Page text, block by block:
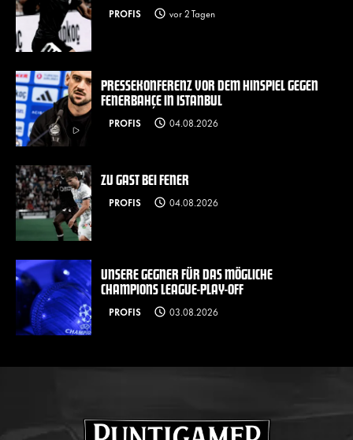
PROFIS vor 2 Tagen
PRESSEKONFERENZ VOR DEM HINSPIEL GEGEN
FENERBAHÇE IN ISTANBUL
PROFIS 04.08.2026
ZU GAST BEI FENER
PROFIS 04.08.2026
UNSERE GEGNER FÜR DAS MÖGLICHE
CHAMPIONS LEAGUE-PLAY-OFF
PROFIS 03.08.2026